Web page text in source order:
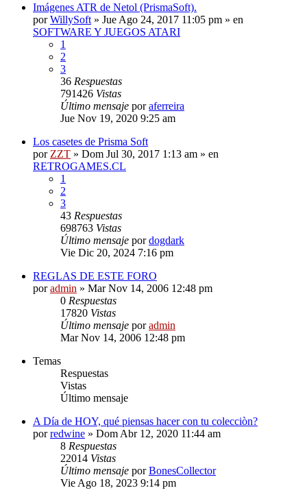
Imágenes ATR de Netol (PrismaSoft).
porWillySoft » Jue Ago 24, 2017 11:05 pm » en
SOFTWARE Y JUEGOS ATARI
1
2
3
36 Respuestas
791426 Vistas
Último mensaje poraferreira
Jue Nov 19, 2020 9:25 am
Los casetes de Prisma Soft
por ZZT » Dom Jul 30, 2017 1:13 am » en
RETROGAMES.CL
1
2
3
43 Respuestas
698763 Vistas
Último mensaje pordogdark
Vie Dic 20, 2024 7:16 pm
REGLAS DE ESTE FORO
poradmin » Mar Nov 14, 2006 12:48 pm
0 Respuestas
17820 Vistas
Último mensaje poradmin
Mar Nov 14, 2006 12:48 pm
Temas
Respuestas
Vistas
Último mensaje
A Día de HOY, qué piensas hacer con tu colecciòn?
porredwine » Dom Abr 12, 2020 11:44 am
8 Respuestas
22014 Vistas
Último mensaje porBonesCollector
Vie Ago 18, 2023 9:14 pm